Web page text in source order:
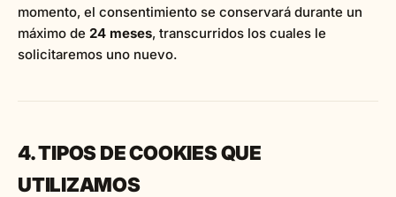
momento, el consentimiento se conservará durante un
máximo de 24 meses, transcurridos los cuales le
solicitaremos uno nuevo.
4. TIPOS DE COOKIES QUE
UTILIZAMOS